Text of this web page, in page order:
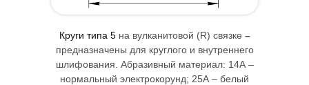
Круги типа 5 на вулканитовой (R) связке –
предназначены для круглого и внутреннего
шлифования. Абразивный материал: 14А –
нормальный электрокорунд; 25А – белый